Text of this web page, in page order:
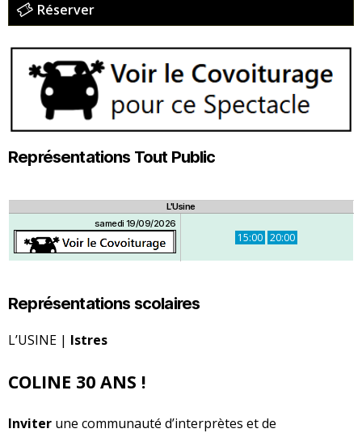
Réserver
Représentations Tout Public
L'Usine
samedi 19/09/2026
15:00 20:00
Représentations scolaires
L’USINE | Istres
COLINE 30 ANS !
Inviter une communauté d’interprètes et de